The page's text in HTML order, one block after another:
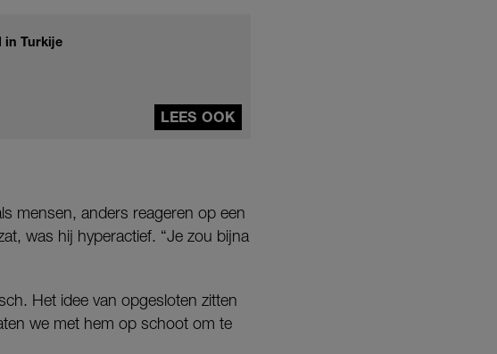
in Turkije
LEES OOK
mensen, anders reageren op een
was hij hyperactief. “Je zou bijna
Het idee van opgesloten zitten
we met hem op schoot om te